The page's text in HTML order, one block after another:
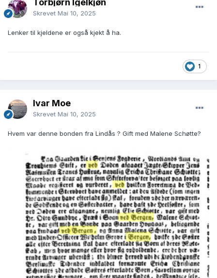
Torbjørn Igelkjøn
Skrevet Mai 10, 2025
Lenker til kjeldene er også kjekt å ha.
1
Ivar Moe
Skrevet Mai 10, 2025
Hvem var denne bonden fra Lindås ? Gift med Malene Schøtte?